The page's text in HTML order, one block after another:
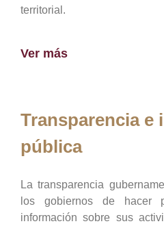
territorial.
Ver más
Transparencia e
pública
La transparencia
los gobiernos de hacer
información sobre sus